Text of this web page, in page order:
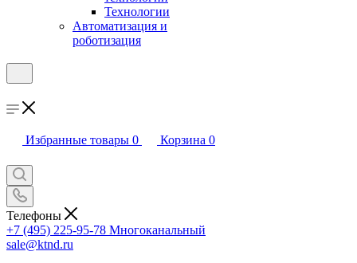
Технологии
Автоматизация и
роботизация
Избранные товары 0 Корзина 0
Телефоны
+7 (495) 225-95-78 Многоканальный
sale@ktnd.ru